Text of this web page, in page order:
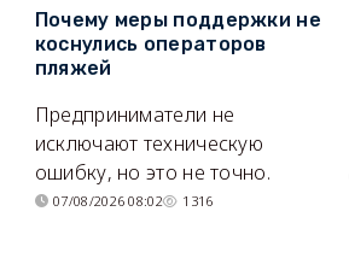
Почему меры поддержки не
коснулись операторов
пляжей
Предприниматели не
исключают техническую
ошибку, но это не точно.
07/08/2026 08:02 1316